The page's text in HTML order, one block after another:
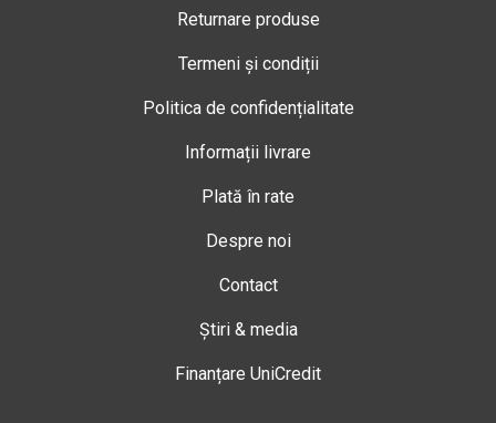
Returnare produse
Termeni și condiții
Politica de confidențialitate
Informații livrare
Plată în rate
Despre noi
Contact
Știri & media
Finanțare UniCredit